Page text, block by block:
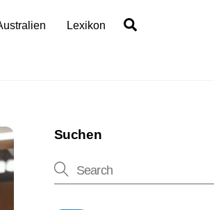
Lexikon
Suchen